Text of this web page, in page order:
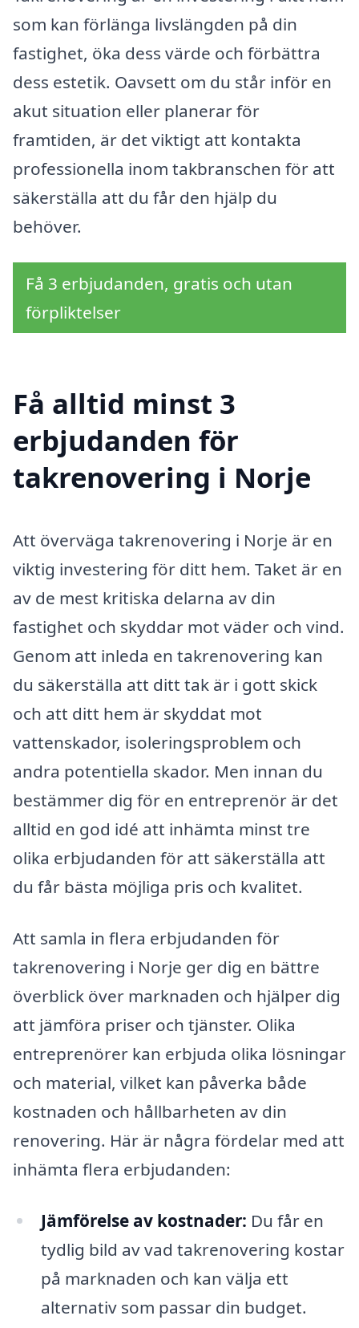
som kan förlänga livslängden på din
fastighet, öka dess värde och förbättra
dess estetik. Oavsett om du står inför en
akut situation eller planerar för
framtiden, är det viktigt att kontakta
professionella inom takbranschen för att
säkerställa att du får den hjälp du
behöver.
Få 3 erbjudanden, gratis och utan
förpliktelser
Få alltid minst 3
erbjudanden för
takrenovering i Norje
Att överväga takrenovering i Norje är en
viktig investering för ditt hem. Taket är en
av de mest kritiska delarna av din
fastighet och skyddar mot väder och vind.
Genom att inleda en takrenovering kan
du säkerställa att ditt tak är i gott skick
och att ditt hem är skyddat mot
vattenskador, isoleringsproblem och
andra potentiella skador. Men innan du
bestämmer dig för en entreprenör är det
alltid en god idé att inhämta minst tre
olika erbjudanden för att säkerställa att
du får bästa möjliga pris och kvalitet.
Att samla in flera erbjudanden för
takrenovering i Norje ger dig en bättre
överblick över marknaden och hjälper dig
att jämföra priser och tjänster. Olika
entreprenörer kan erbjuda olika lösningar
och material, vilket kan påverka både
kostnaden och hållbarheten av din
renovering. Här är några fördelar med att
inhämta flera erbjudanden:
Jämförelse av kostnader: Du får en
tydlig bild av vad takrenovering kostar
på marknaden och kan välja ett
alternativ som passar din budget.